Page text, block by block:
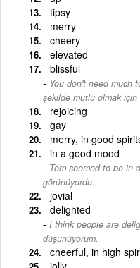
tipsy
merry
cheery
elevated
blissful
You don't need much
şekilde mutlu olmak için
rejoicing
gay
merry, in good
in a good mood
Tom seemed to be in
görünüyordu.
jovial
delighted
I think people are
düşünüyorum.
cheerful, in high